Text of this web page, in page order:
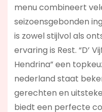
menu combineert
seizoensgebonden
is zowel stijlvol als
ervaring is Rest. “D’
Hendrina” een
nederland staat
gerechten en
biedt een perfecte